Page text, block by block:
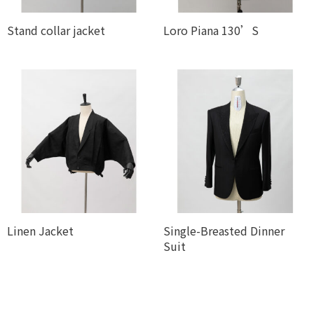
Stand collar jacket Loro Piana 130’S
Linen Jacket
Single-Breasted Dinner
Suit